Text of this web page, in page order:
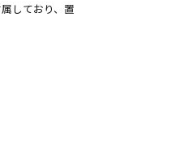
しており、置